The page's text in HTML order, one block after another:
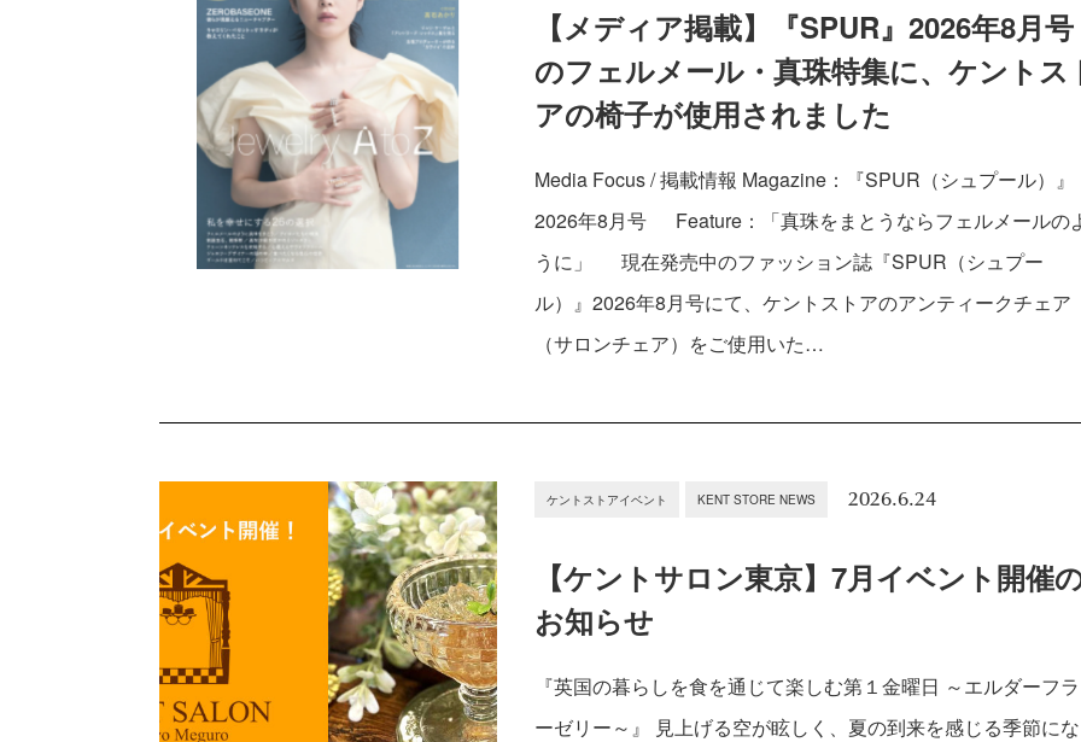
【メディア掲載】『SPUR』2026年8月号
のフェルメール・真珠特集に、ケントス
アの椅子が使用されました
Media Focus / 掲載情報 Magazine：『SPUR（シュプール）』
2026年8月号 Feature：「真珠をまとうならフェルメールの
うに」 現在発売中のファッション誌『SPUR（シュプー
ル）』2026年8月号にて、ケントストアのアンティークチェア
（サロンチェア）をご使用いた…
ケントストアイベント KENT STORE NEWS 2026.6.24
【ケントサロン東京】7月イベント開催
お知らせ
『英国の暮らしを食を通じて楽しむ第１金曜日 ～エルダーフ
ーゼリー～』 見上げる空が眩しく、夏の到来を感じる季節にな